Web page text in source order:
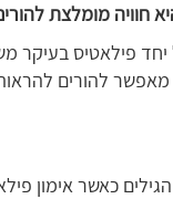
חוויה מומלצת
יחד פילאטיס
מאפשר להורים
כאשר אימון